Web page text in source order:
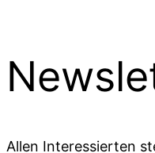
Allen Interessierten